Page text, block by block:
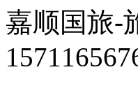
嘉顺国旅-